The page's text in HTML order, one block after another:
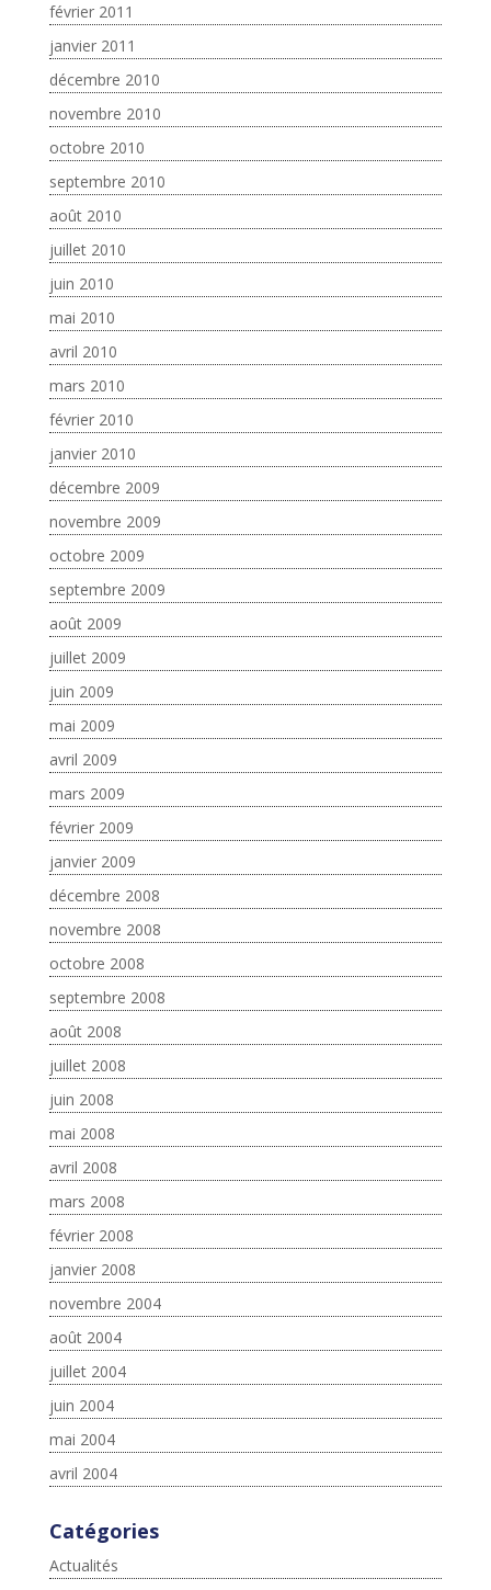
février 2011
janvier 2011
décembre 2010
novembre 2010
octobre 2010
septembre 2010
août 2010
juillet 2010
juin 2010
mai 2010
avril 2010
mars 2010
février 2010
janvier 2010
décembre 2009
novembre 2009
octobre 2009
septembre 2009
août 2009
juillet 2009
juin 2009
mai 2009
avril 2009
mars 2009
février 2009
janvier 2009
décembre 2008
novembre 2008
octobre 2008
septembre 2008
août 2008
juillet 2008
juin 2008
mai 2008
avril 2008
mars 2008
février 2008
janvier 2008
novembre 2004
août 2004
juillet 2004
juin 2004
mai 2004
avril 2004
Catégories
Actualités